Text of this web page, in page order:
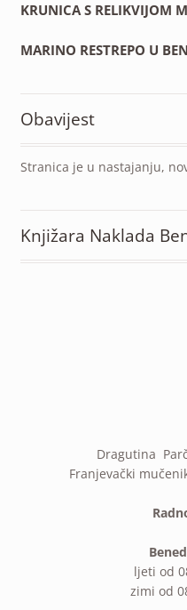
KRUNICA S RELIKVIJOM
MARINO RESTREPO U
Obavijest
Stranica je u nastajanju,
Knjižara Naklada
Dragutina
Franjevački
ljeti od
zimi od